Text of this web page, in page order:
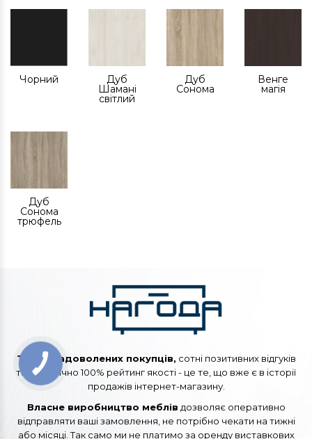
Чорний Дуб
Шамані
світлий
Дуб
Сонома
Венге
магія
Дуб
Сонома
трюфель
Тисячі задоволених покупців, сотні позитивних відгуків
та практично 100% рейтинг якості - це те, що вже є в історії
продажів інтернет-магазину.
Власне виробництво меблів дозволяє оперативно
відправляти ваші замовлення, не потрібно чекати на тижні
або місяці. Так само ми не платимо за оренду виставкових